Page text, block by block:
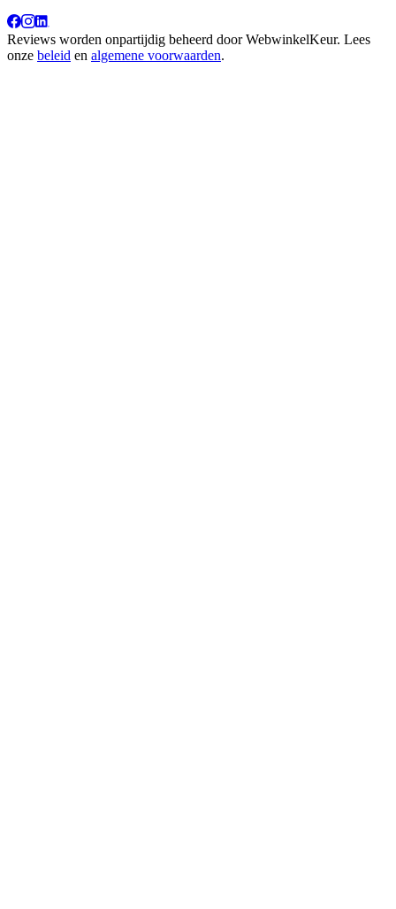
Reviews worden onpartijdig beheerd doorWebwinkelKeur. Lees
onze beleid en algemene voorwaarden.